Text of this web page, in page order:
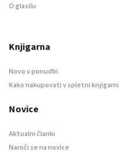
O glasilu
Knjigarna
Novo v ponudbi
Kako nakupovati v spletni knjigarni
Novice
Aktualni članki
Naroči se na novice